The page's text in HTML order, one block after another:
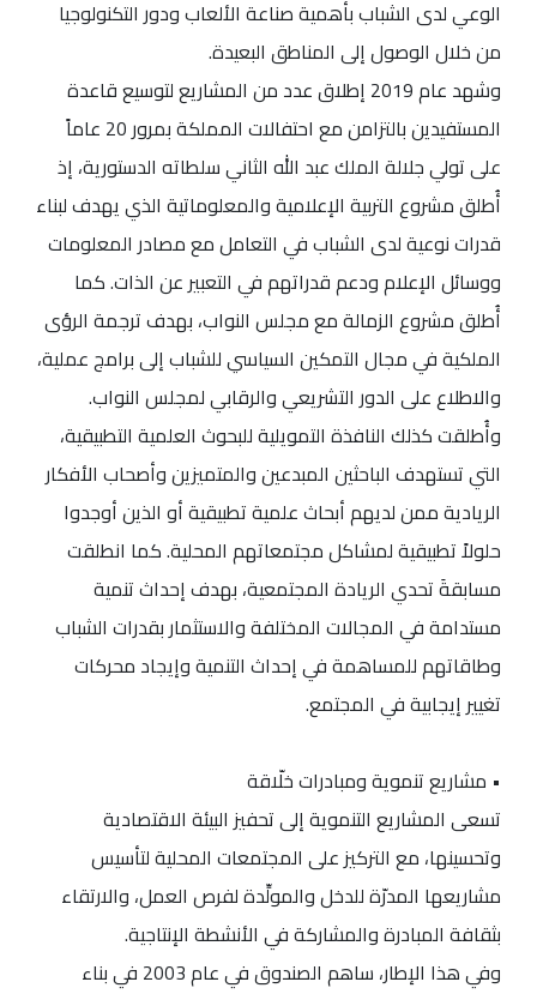
الوعي لدى الشباب بأهمية صناعة الألعاب ودور التكنولوجيا
من خلال الوصول إلى المناطق البعيدة.
وشهد عام 2019 إطلاق عدد من المشاريع لتوسيع قاعدة
المستفيدين بالتزامن مع احتفالات المملكة بمرور 20 عاماً
على تولي جلالة الملك عبد الله الثاني سلطاته الدستورية، إذ
أُطلق مشروع التربية الإعلامية والمعلوماتية الذي يهدف لبناء
قدرات نوعية لدى الشباب في التعامل مع مصادر المعلومات
ووسائل الإعلام ودعم قدراتهم في التعبير عن الذات. كما
أُطلق مشروع الزمالة مع مجلس النواب، بهدف ترجمة الرؤى
الملكية في مجال التمكين السياسي للشباب إلى برامج عملية،
والاطلاع على الدور التشريعي والرقابي لمجلس النواب.
وأُطلقت كذلك النافذة التمويلية للبحوث العلمية التطبيقية،
التي تستهدف الباحثين المبدعين والمتميزين وأصحاب الأفكار
الريادية ممن لديهم أبحاث علمية تطبيقية أو الذين أوجدوا
حلولاً تطبيقية لمشاكل مجتمعاتهم المحلية. كما انطلقت
مسابقةَ تحدي الريادة المجتمعية، بهدف إحداث تنمية
مستدامة في المجالات المختلفة والاستثمار بقدرات الشباب
وطاقاتهم للمساهمة في إحداث التنمية وإيجاد محركات
تغيير إيجابية في المجتمع.
• مشاريع تنموية ومبادرات خلّاقة
تسعى المشاريع التنموية إلى تحفيز البيئة الاقتصادية
وتحسينها، مع التركيز على المجتمعات المحلية لتأسيس
مشاريعها المدرّة للدخل والمولِّدة لفرص العمل، والارتقاء
بثقافة المبادرة والمشاركة في الأنشطة الإنتاجية.
وفي هذا الإطار، ساهم الصندوق في عام 2003 في بناء